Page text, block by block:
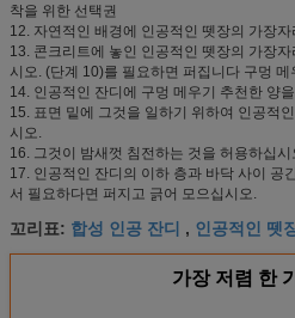
착을 위한 선택권
12. 자연적인 배경에 인공적인 뗏장의 가장
13. 콘크리트에 놓인 인공적인 뗏장의 가장
시오. (단계 10)를 필요하면 퍼집니다 구멍
14. 인공적인 잔디에 구멍 메우기 추천한 양
15. 표면 밑에 그것을 일하기 위하여 인공적
시오.
16. 그것이 밤새껏 침전하는 것을 허용하십시
17. 인공적인 잔디의 이하 층과 바닥 사이 공
서 필요하다면 퍼지고 긁어 모으십시오.
꼬리표: 합성 인공 잔디 , 인공적인 뗏
가장 저렴 한